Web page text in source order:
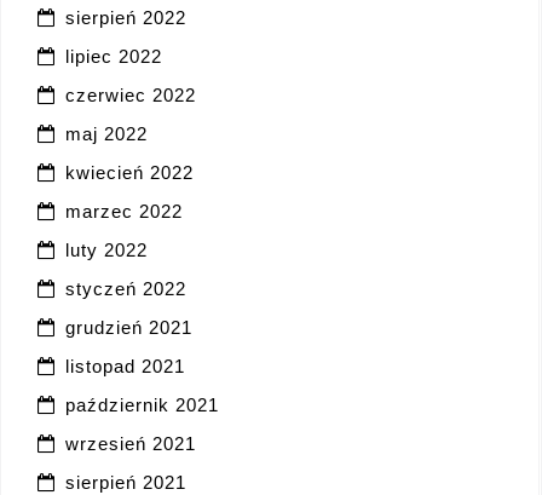
sierpień 2022
lipiec 2022
czerwiec 2022
maj 2022
kwiecień 2022
marzec 2022
luty 2022
styczeń 2022
grudzień 2021
listopad 2021
październik 2021
wrzesień 2021
sierpień 2021